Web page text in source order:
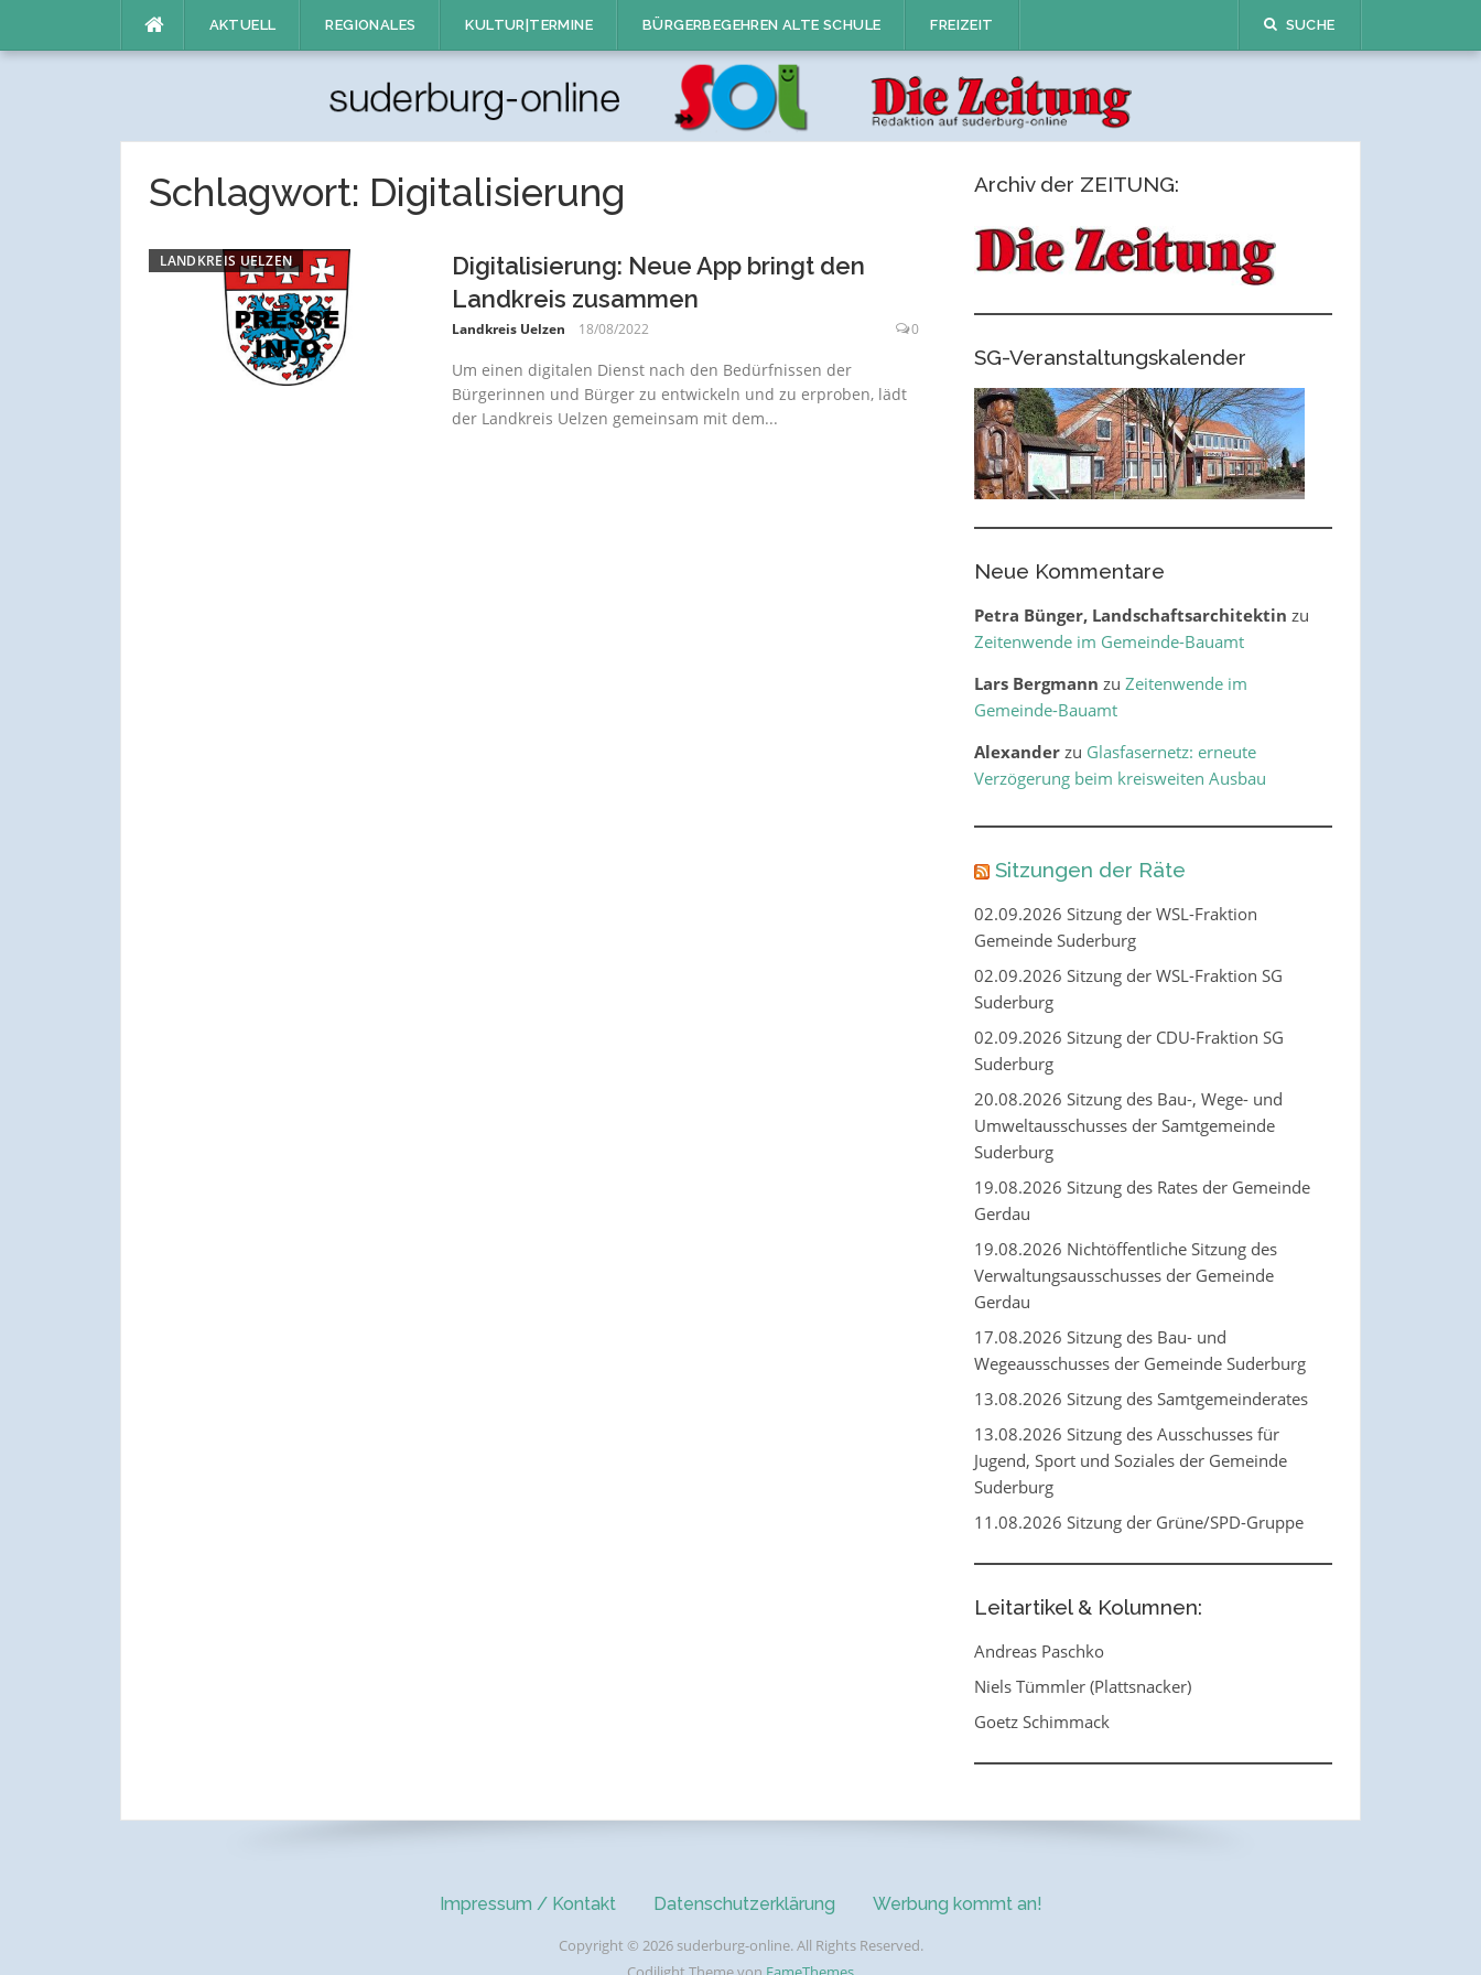
AKTUELL REGIONALES KULTUR|TERMINE BÜRGERBEGEHREN ALTE SCHULE FREIZEIT SUCHE
Schlagwort: Digitalisierung
LANDKREIS UELZEN
Digitalisierung: Neue App bringt den
Landkreis zusammen
Landkreis Uelzen 18/08/2022 0
Um einen digitalen Dienst nach den Bedürfnissen der
Bürgerinnen und Bürger zu entwickeln und zu erproben, lädt
der Landkreis Uelzen gemeinsam mit dem...
Archiv der ZEITUNG:
SG-Veranstaltungskalender
Neue Kommentare
Petra Bünger, Landschaftsarchitektin zu
Zeitenwende im Gemeinde-Bauamt
Lars Bergmann zu Zeitenwende im
Gemeinde-Bauamt
Alexanderzu Glasfasernetz: erneute
Verzögerung beim kreisweiten Ausbau
Sitzungen der Räte
02.09.2026 Sitzung der WSL-Fraktion
Gemeinde Suderburg
02.09.2026 Sitzung der WSL-Fraktion SG
Suderburg
02.09.2026 Sitzung der CDU-Fraktion SG
Suderburg
20.08.2026 Sitzung des Bau-, Wege- und
Umweltausschusses der Samtgemeinde
Suderburg
19.08.2026 Sitzung des Rates der Gemeinde
Gerdau
19.08.2026 Nichtöffentliche Sitzung des
Verwaltungsausschusses der Gemeinde
Gerdau
17.08.2026 Sitzung des Bau- und
Wegeausschusses der Gemeinde Suderburg
13.08.2026 Sitzung des Samtgemeinderates
13.08.2026 Sitzung des Ausschusses für
Jugend, Sport und Soziales der Gemeinde
Suderburg
11.08.2026 Sitzung der Grüne/SPD-Gruppe
Leitartikel & Kolumnen:
Andreas Paschko
Niels Tümmler (Plattsnacker)
Goetz Schimmack
Impressum / Kontakt Datenschutzerklärung Werbung kommt an!
Copyright © 2026 suderburg-online. All Rights Reserved.